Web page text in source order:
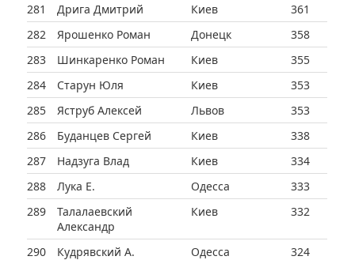
281
Дрига Дмитрий Киев
361
282
Ярошенко Роман Донецк
358
283
Шинкаренко Роман Киев
355
284
Старун Юля Киев
353
285
Яструб Алексей Львов
353
286
Буданцев Сергей Киев
338
287
Надзуга Влад Киев
334
288
Лука Е. Одесса
333
289
Талалаевский
Александр
Киев 332
290 Кудрявский А. Одесса
324